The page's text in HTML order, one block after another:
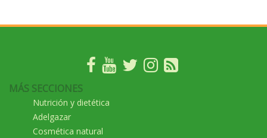
MÁS SECCIONES
Nutrición y dietética
Adelgazar
Cosmética natural